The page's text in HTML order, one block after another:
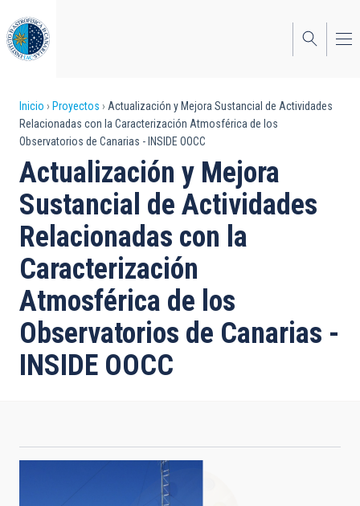
al
contenido
principal
Sobrescribir
enlaces
de
ayuda
a
la
navegación
Inicio Proyectos
Actualización y Mejora Sustancial de Actividades
Relacionadas con la Caracterización Atmosférica de los
Observatorios de Canarias - INSIDE OOCC
Actualización y Mejora
Sustancial de Actividades
Relacionadas con la
Caracterización
Atmosférica de los
Observatorios de Canarias -
INSIDE OOCC